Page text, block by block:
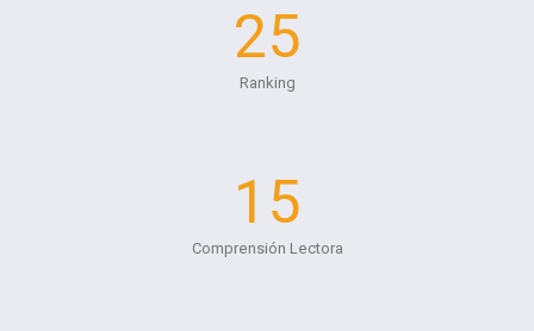
25
Ranking
15
Comprensión Lectora